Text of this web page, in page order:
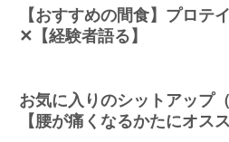
【おすすめの間食】プロテ
✕【経験者語る】
お気に入りのシットアップ
【腰が痛くなるかたにオスス